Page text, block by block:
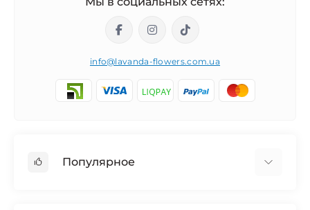
info@lavanda-flowers.com.ua
Популярное